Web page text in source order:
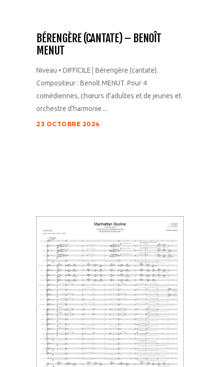
BÉRENGÈRE (CANTATE) – BENOÎT
MENUT
Niveau • DIFFICILE│Bérengère (cantate).
Compositeur : Benoît MENUT. Pour 4
comédiennes, chœurs d’adultes et de jeunes et
orchestre d’harmonie....
23 OCTOBRE 2024